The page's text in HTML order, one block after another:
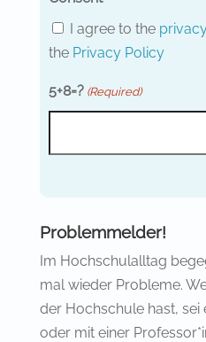
I agree to the
the Privacy Policy
5+8=? (Required)
Problemmelder!
Im Hochschulalltag
mal wieder Probleme.
der Hochschule hast, sei
oder mit einer